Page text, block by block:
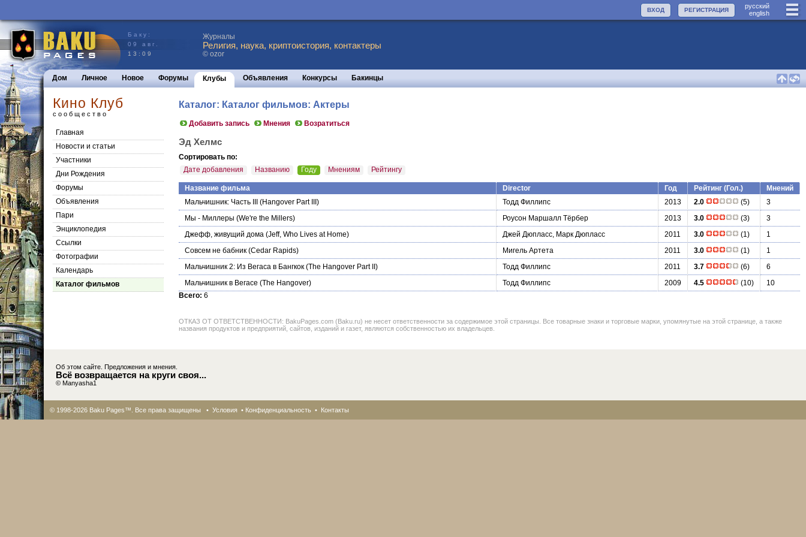
руccкий
english
РЕГИСТРАЦИЯ
ВХОД
Баку:
09 авг.
13:09
Журналы
Религия, наука, криптоистория, контактеры
© ozor
Дом Личное Новое Форумы Клубы Объявления Конкурсы Бакинцы
Кино Клуб
сообщество
Главная
Новости и статьи
Участники
Дни Рождения
Форумы
Объявления
Пари
Энциклопедия
Cсылки
Фотографии
Календарь
Каталог фильмов
Каталог: Каталог фильмов: Актеры
Добавить запись Мнения Возратиться
Эд Хелмс
Сортировать по:
Дате добавления
Названию Году Мнениям Рейтингу
Название фильма Director Год Рейтинг (Гол.)
Мнений
Мальчишник: Часть III
(Hangover Part III) Тодд Филлипс 2013 2.0 (5)
3
Мы - Миллеры (We're the Millers) Роусон Маршалл Тёрбер 2013 3.0 (3)
3
Джефф, живущий дома (Jeff, Who Lives at Home) Джей Дюпласс, Марк Дюпласс 2011 3.0 (1)
1
Совсем не бабник (Cedar Rapids) Мигель Артета 2011 3.0 (1)
1
Мальчишник 2: Из Вегаса в Бангкок (The Hangover Part II) Тодд Филлипс 2011 3.7 (6)
6
Мальчишник в Вегасе (The Hangover) Тодд Филлипс 2009 4.5 (10)
10
Всего: 6
ОТКАЗ ОТ ОТВЕТСТВЕННОСТИ: BakuPages.com (Baku.ru) не несет ответственности за содержимое этой страницы. Все товарные знаки и торговые марки, упомянутые на этой странице, а также
названия продуктов и предприятий, сайтов, изданий и газет, являются собственностью их владельцев.
Об этом сайте. Предложения и мнения.
Всё возвращается на круги своя...
© Manyasha1
© 1998-2026 Baku Pages™. Все права защищены • Условия • Конфиденциальность • Контакты